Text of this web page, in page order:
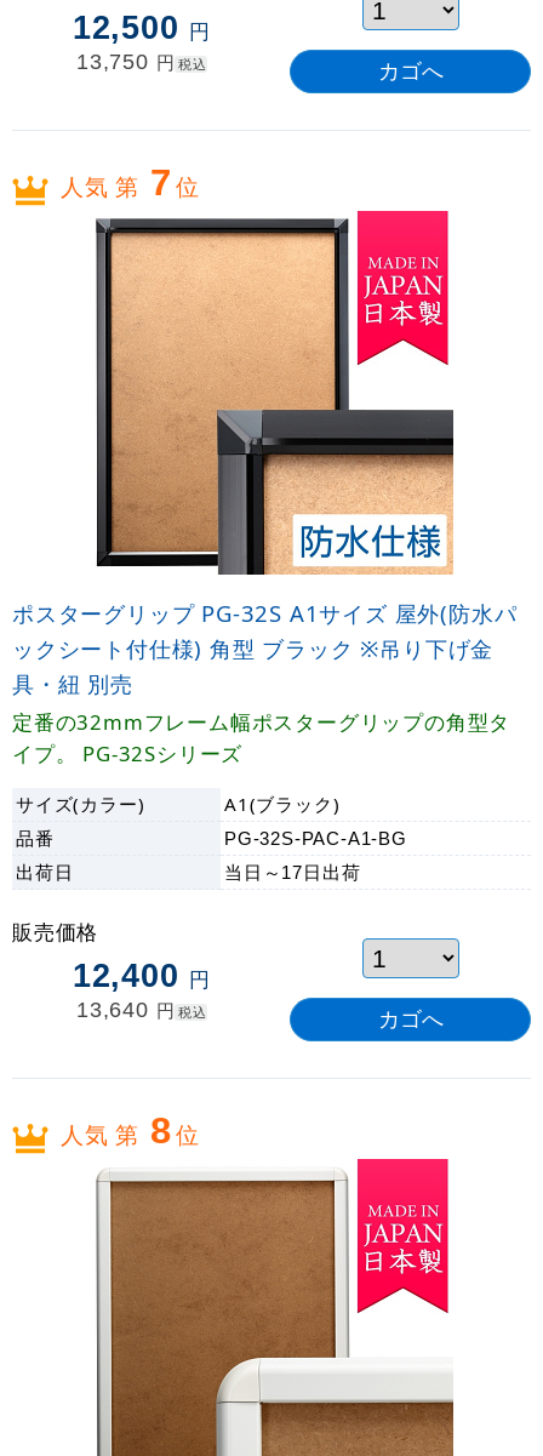
12,500 円
13,750 円 税込
人気 第 7位
ポスターグリップ PG-32S A1サイズ 屋外(防水パ
ックシート付仕様) 角型 ブラック ※吊り下げ金
具・紐 別売
定番の32mmフレーム幅ポスターグリップの角型タ
イプ。 PG-32Sシリーズ
サイズ(カラー)
A1(ブラック)
品番
PG-32S-PAC-A1-BG
出荷日 当日～17日 出荷
販売価格
12,400 円
13,640 円 税込
人気 第 8位